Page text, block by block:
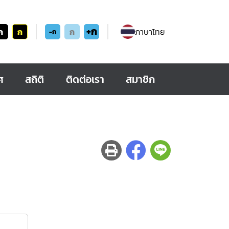
ก -ก ก +ก ภาษาไทย
สถิติ ติดต่อเรา สมาชิก